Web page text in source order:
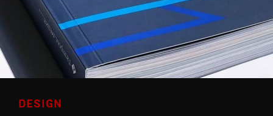
DESIGN